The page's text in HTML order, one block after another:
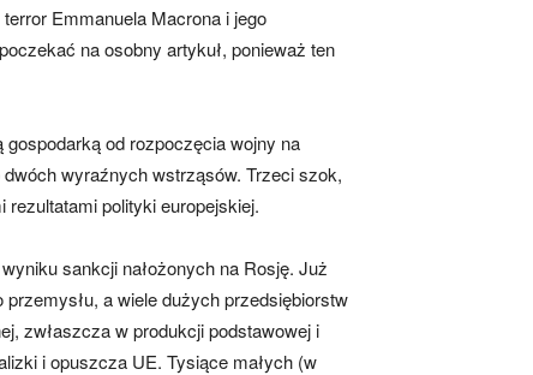
Emmanuela Macrona i jego
na osobny artykuł, ponieważ ten
od rozpoczęcia wojny na
wyraźnych wstrząsów. Trzeci szok,
polityki europejskiej.
sankcji nałożonych na Rosję. Już
a wiele dużych przedsiębiorstw
zwłaszcza w produkcji podstawowej i
i opuszcza UE. Tysiące małych (w